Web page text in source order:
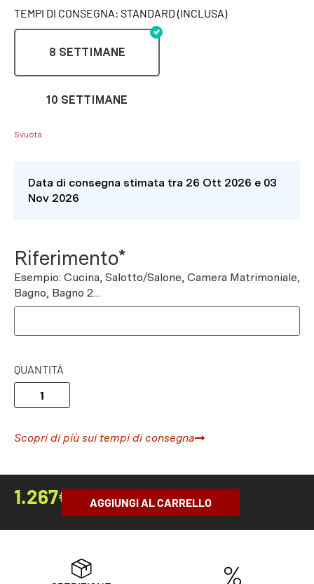
TEMPI DI CONSEGNA: STANDARD (INCLUSA)
8 SETTIMANE
10 SETTIMANE
Svuota
Data di consegna stimata tra 26 Ott 2026 e 03
Nov 2026
Riferimento*
Esempio: Cucina, Salotto/Salone, Camera Matrimoniale,
Bagno, Bagno 2...
QUANTITÀ
Scopri di più sui tempi di consegna
1.267€ AGGIUNGI AL CARRELLO